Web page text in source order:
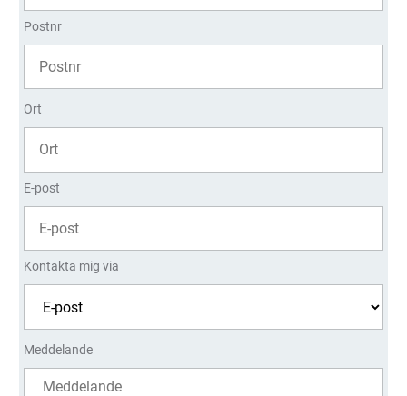
Postnr
Ort
E-post
Kontakta mig via
Meddelande